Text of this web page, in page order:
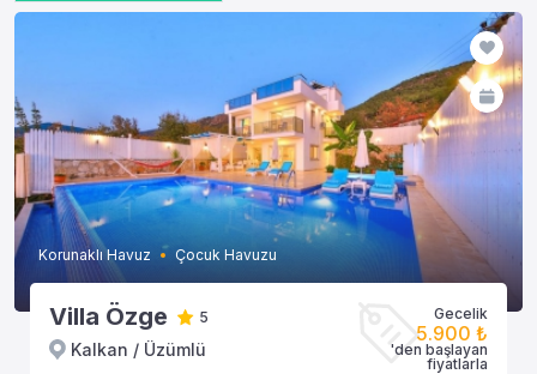
Korunaklı Havuz Çocuk Havuzu
Villa Özge 5
Kalkan / Üzümlü
Gecelik
5.900 ₺
'den başlayan
fiyatlarla